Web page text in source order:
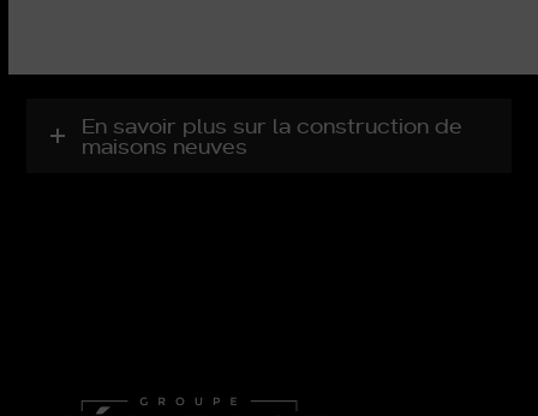
En savoir plus sur la construction de
maisons neuves